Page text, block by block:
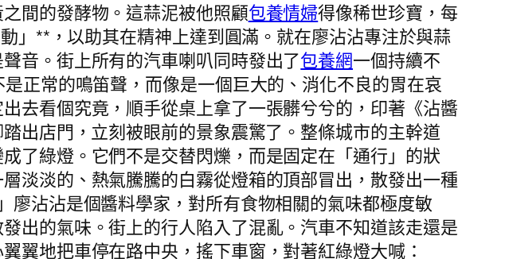
間的發酵物。這蒜泥被他照顧包養情婦得像稀世珍寶，每
」**，以助其在精神上達到圓滿。就在廖沾沾專注於與蒜
音。街上所有的汽車喇叭同時發出了包養網一個持續不
正常的鳴笛聲，而像是一個巨大的、消化不良的胃在哀
去看個究竟，順手從桌上拿了一張髒兮兮的，印著《沾醬
出店門，立刻被眼前的景象震驚了。整條城市的主幹道
了綠燈。它們不是交替閃爍，而是固定在「通行」的狀
淡淡的、熱氣騰騰的白霧從燈箱的頂部冒出，散發出一種
沾沾是個醬料學家，對所有食物相關的氣味都極度敏
出的氣味。街上的行人陷入了混亂。汽車不知道該走還是
翼地把車停在路中央，搖下車窗，對著紅綠燈大喊：